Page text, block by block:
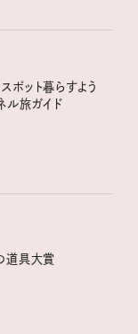
ポット暮らすよう
ル旅ガイド
道具大賞